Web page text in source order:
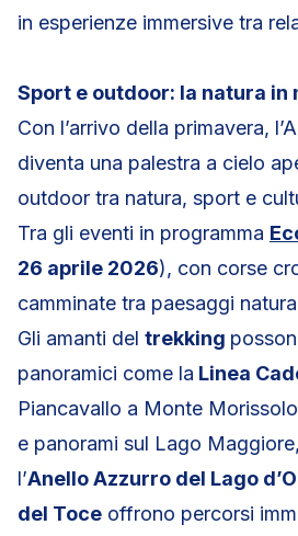
in esperienze immersive tra
Sport e outdoor: la natura in
Con l’arrivo della primavera,
diventa una palestra a cielo
outdoor tra natura, sport e
Tra gli eventi in programma
26 aprile 2026), con corse
camminate tra paesaggi
Gli amanti del trekking
panoramici come la Linea
Piancavallo a Monte
e panorami sul Lago
l’Anello Azzurro del Lago
del Toce offrono percorsi